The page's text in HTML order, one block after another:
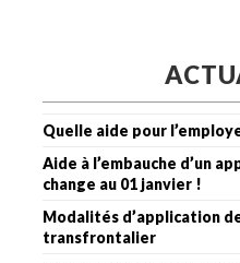
Quelle aide pour
Aide à l’embauche d’un
change au 01 janvier !
Modalités d’application
transfrontalier